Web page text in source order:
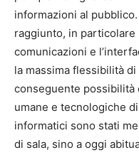
informazioni al
raggiunto, in
comunicazioni e
la massima flessibilità
conseguente possibilità
umane e tecnologiche
informatici sono stati
di sala, sino a oggi